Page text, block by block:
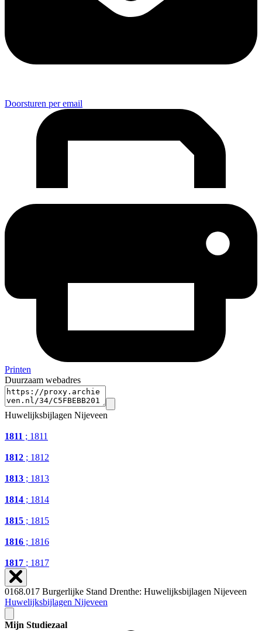
Doorsturen per email
Printen
Duurzaam webadres
Huwelijksbijlagen Nijeveen
1811 ; 1811
1812 ; 1812
1813 ; 1813
1814 ; 1814
1815 ; 1815
1816 ; 1816
1817 ; 1817
0168.017 Burgerlijke Stand Drenthe: Huwelijksbijlagen Nijeveen
Huwelijksbijlagen Nijeveen
Mijn Studiezaal